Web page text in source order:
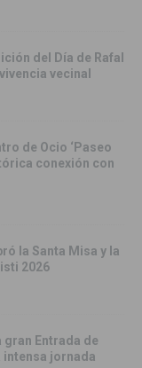
del Día de Rafal
vecinal
de Ocio ‘Paseo
conexión con
la Santa Misa y la
2026
gran Entrada de
intensa jornada